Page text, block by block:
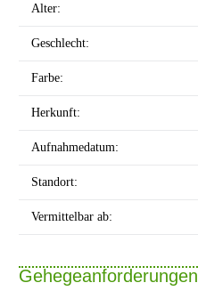
Alter:
Geschlecht:
Farbe:
Herkunft:
Aufnahmedatum:
Standort:
Vermittelbar ab:
Gehegeanforderungen